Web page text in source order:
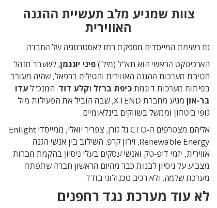
צוות שמגיע מלב תעשיית ההגנה
האווירית
גם רשימת המייסדים מספקת רמז לאסטרטגיה של החברה.
הארכיטקט הראשי הוא תא"ל (מיל') פיני יונגמן, לשעבר מנהל
חטיבת מערכות ההגנה האווירית והטילים ברפאל, שהיה מעורב
בפיתוח מערכות דוגמתכיפת ברזל וקלע דוד. המנכ"לעדו
בר-און
מגיע מחברת XTEND, שבה הוביל את הפעילות מול
גופי ביטחון וממשל בשווקים בינלאומיים.
אליהם מצטרפים ה-CTO גל גורן, צפריר יואלי, ממייסדי Enlight
Renewable Energy, וירון קרפ. השילוב בין אנשי הגנה
אווירית, יזמי דיפ-טק ואנשי עסקים בעלי ניסיון בהקמת חברות
מצביע על ניסיון לבנות כבר מהיום הראשון חברה שתפתח
מערכת שלמה, ולא רכיב טכנולוגי בודד.
לא עוד מערכת נגד רחפנים